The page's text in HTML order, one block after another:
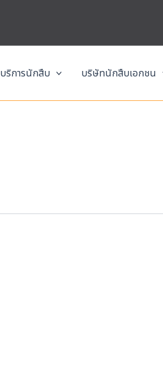
บริการนักสืบ บริษัทนักสืบเอกชน